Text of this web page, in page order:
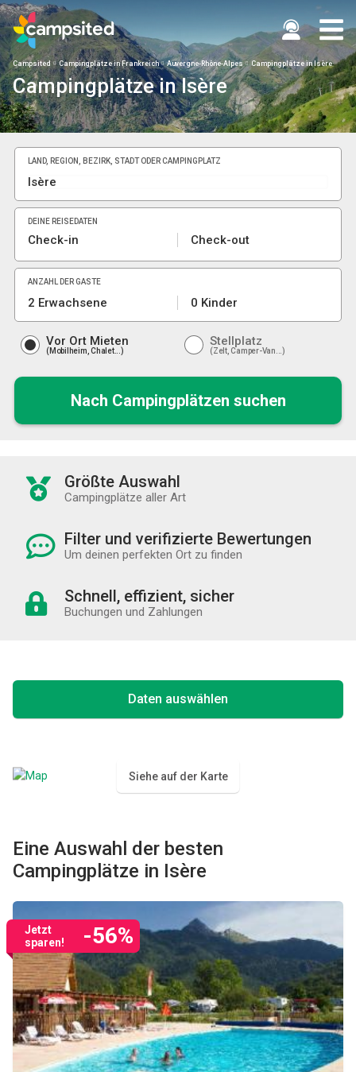
Campsited Campingplätze in Frankreich Auvergne-Rhône-Alpes Campingplätze in Isère
Campingplätze in Isère
LAND, REGION, BEZIRK, STADT ODER CAMPINGPLATZ
DEINE REISEDATEN
Check-in Check-out
ANZAHL DER GÄSTE
2 Erwachsene 0 Kinder
Vor Ort Mieten
Mobilheim, Chalet...
Stellplatz
Zelt, Camper-Van...
Nach Campingplätzen suchen
Größte Auswahl
Campingplätze aller Art
Filter und verifizierte Bewertungen
Um deinen perfekten Ort zu finden
Schnell, effizient, sicher
Buchungen und Zahlungen
Siehe auf der Karte
Daten auswählen
Eine Auswahl der besten
Campingplätze in Isère
Jetzt
sparen!
-56%